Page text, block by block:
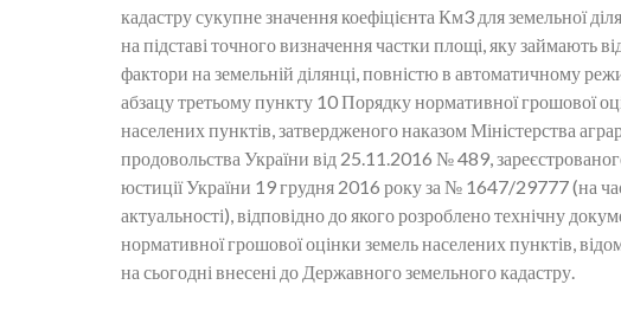
кадастру сукупне значення коефіцієнта Км3 для земельної
на підставі точного визначення частки площі, яку займають
фактори на земельній ділянці, повністю в автоматичному
абзацу третьому пункту 10 Порядку нормативної грошової
населених пунктів, затвердженого наказом Міністерства
продовольства України від 25.11.2016 № 489,
юстиції України 19 грудня 2016 року за № 1647/29777 (на
актуальності), відповідно до якого розроблено технічну
нормативної грошової оцінки земель населених пунктів,
на сьогодні внесені до Державного земельного кадастру.